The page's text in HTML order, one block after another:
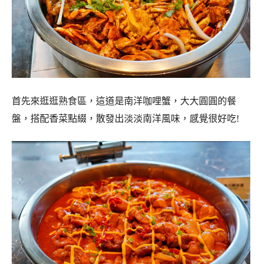
首先來逛逛熟食區，這道是南洋咖哩蟹，大大圓圓的餐
盤，搭配香菜點綴，散發出淡淡南洋風味，感覺很好吃!